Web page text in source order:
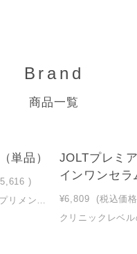
Brand
商品一覧
単品）
)
むずむず脚症候群サプリメント 【脚のむずむず専用サプリメント】 むずむず脚症候群の改善食品として初めて特許取得した 成分『ファーベックスKT』を配合しています。 さらに、鉄分・葉酸・亜鉛・ビタミンB1・ビタミンB2・ ビタミンB6・ビタミンB12などむずむず対策に必要な栄養をたっぷり配合しました。 商品は衛生管理を徹底した「安全」「安心」の国内の健康補助食品ＧＭＰ認定工場にて 徹底した品質管理のもと、一貫生産しています。 内容量：60粒 1日2粒目安［30日分］
JOLTプレミ
インワンセラ
¥6,809 (税込価格